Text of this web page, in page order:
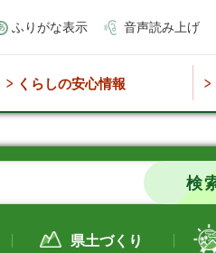
ふりがな表示 音声読み上げ
くらしの安心情報
県土づくり